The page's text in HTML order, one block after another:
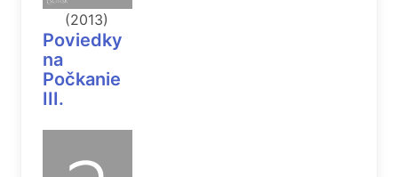
(2013)
Poviedky
na
Počkanie
III.